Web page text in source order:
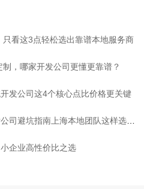
看这3点轻松选出靠谱本地服务商
，哪家开发公司更懂更靠谱？
发公司这4个核心点比价格更关键
司避坑指南上海本地团队这样选放
企业高性价比之选